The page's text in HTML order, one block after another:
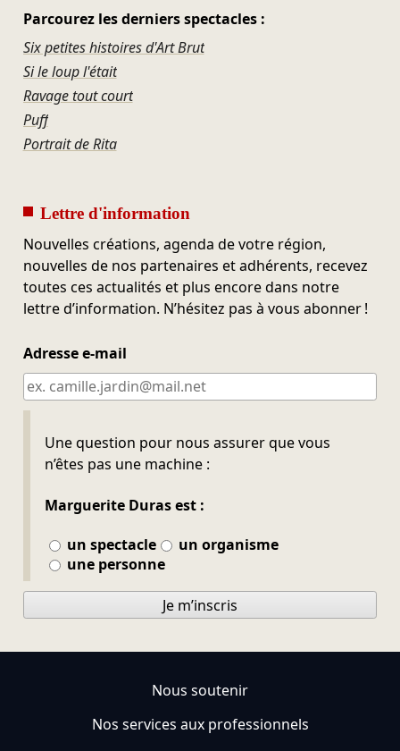
Parcourez les derniers spectacles :
Six petites histoires d'Art Brut
Si le loup l'était
Ravage tout court
Puff
Portrait de Rita
Lettre d'information
Nouvelles créations, agenda de votre région,
nouvelles de nos partenaires et adhérents, recevez
toutes ces actualités et plus encore dans notre
lettre d’information. N’hésitez pas à vous abonner !
Adresse e-mail
Une question pour nous assurer que vous
n’êtes pas une machine :
Marguerite Duras est :
un spectacle
un organisme
une personne
Ne pas remplir
Je m’inscris
Nous soutenir
Nos services aux professionnels